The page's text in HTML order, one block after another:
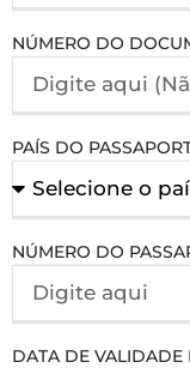
NÚMERO DO
PAÍS DO
NÚMERO DO
DATA DE VALIDADE